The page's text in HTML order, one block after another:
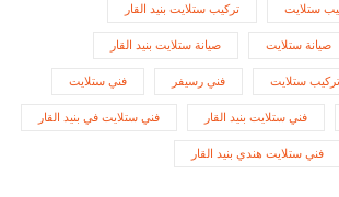
ستلايت تركيب ستلايت بنيد القار
صيانة ستلايت صيانة ستلايت بنيد القار
ستلايت فني رسيفر فني ستلايت
فني ستلايت بنيد القار فني ستلايت في بنيد القار
فني ستلايت هندي بنيد القار